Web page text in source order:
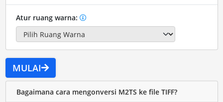
Atur ruang warna:
MULAI
Bagaimana cara mengonversi M2TS ke file TIFF?